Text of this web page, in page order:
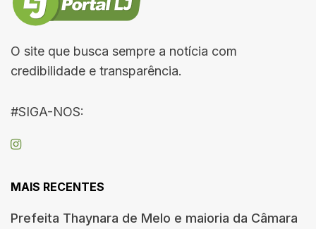
O site que busca sempre a notícia com
credibilidade e transparência.
#SIGA-NOS:
MAIS RECENTES
Prefeita Thaynara de Melo e maioria da Câmara